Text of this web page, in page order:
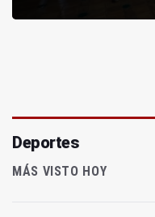
Deportes
MÁS VISTO HOY